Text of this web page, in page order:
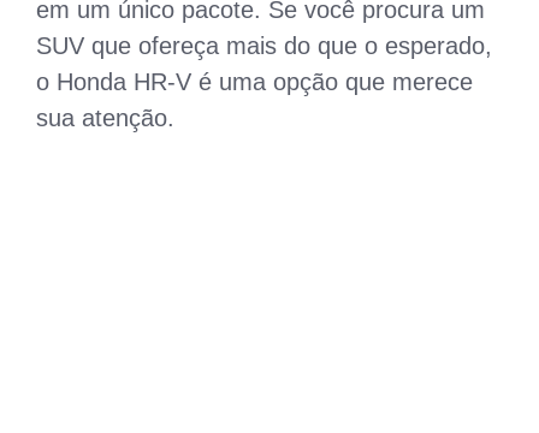
em um único pacote. Se você procura um
SUV que ofereça mais do que o esperado,
o Honda HR-V é uma opção que merece
sua atenção.